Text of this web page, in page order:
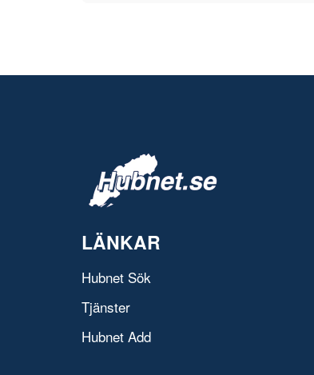
LÄNKAR
Hubnet Sök
Tjänster
Hubnet Add